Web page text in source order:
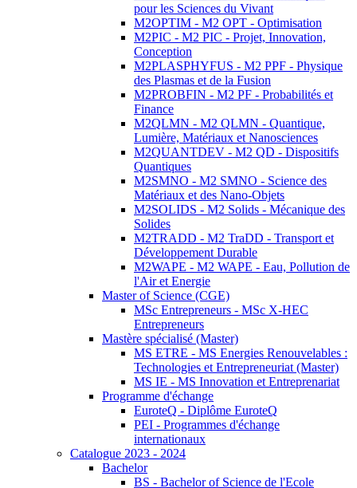
pour les Sciences du Vivant
M2OPTIM - M2 OPT - Optimisation
M2PIC - M2 PIC - Projet, Innovation,
Conception
M2PLASPHYFUS - M2 PPF - Physique
des Plasmas et de la Fusion
M2PROBFIN - M2 PF - Probabilités et
Finance
M2QLMN - M2 QLMN - Quantique,
Lumière, Matériaux et Nanosciences
M2QUANTDEV - M2 QD - Dispositifs
Quantiques
M2SMNO - M2 SMNO - Science des
Matériaux et des Nano-Objets
M2SOLIDS - M2 Solids - Mécanique des
Solides
M2TRADD - M2 TraDD - Transport et
Développement Durable
M2WAPE - M2 WAPE - Eau, Pollution de
l'Air et Energie
Master of Science (CGE)
MSc Entrepreneurs - MSc X-HEC
Entrepreneurs
Mastère spécialisé (Master)
MS ETRE - MS Energies Renouvelables :
Technologies et Entrepreneuriat (Master)
MS IE - MS Innovation et Entreprenariat
Programme d'échange
EuroteQ - Diplôme EuroteQ
PEI - Programmes d'échange
internationaux
Catalogue 2023 - 2024
Bachelor
BS - Bachelor of Science de l'Ecole